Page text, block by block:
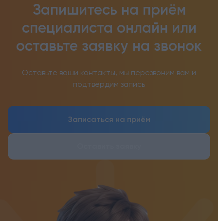
Запишитесь на приём
специалиста онлайн или
оставьте заявку на звонок
Оставьте ваши контакты, мы перезвоним вам и
подтвердим запись
Записаться на приём